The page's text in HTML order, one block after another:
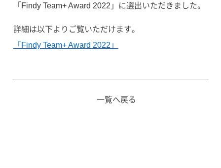
「Findy Team+ Award 2022」に選出いただきました。
詳細は以下よりご覧いただけます。
「Findy Team+ Award 2022」
一覧へ戻る